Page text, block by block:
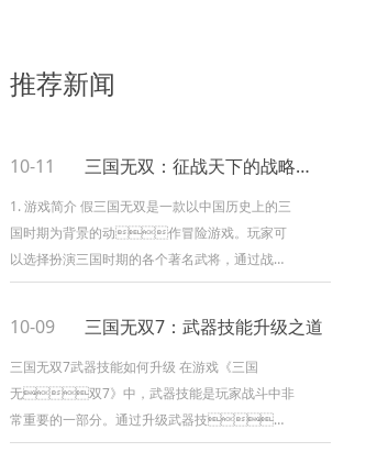
推荐新闻
10-11 三国无双：征战天下的战略之道
1. 游戏简介 假三国无双是一款以中国历史上的三
国时期为背景的动作冒险游戏。玩家可
以选择扮演三国时期的各个著名武将，通过战斗
和策略来统一中国。游戏中有多个角色可供选
10-09 三国无双7：武器技能升级之道
三国无双7武器技能如何升级 在游戏《三国
无双7》中，武器技能是玩家战斗中非
常重要的一部分。通过升级武器技
能，玩家可以提升自己的战斗能力，更好地应对